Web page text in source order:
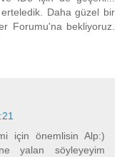
Daha güzel bir
Forumu'na bekliyoruz.
için önemlisin Alp:)
yalan söyleyeyim